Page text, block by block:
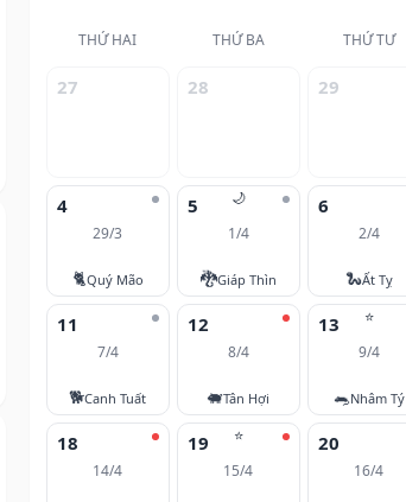
THỨ HAI THỨ BA THỨ TƯ
27 28 29
4
29/3
🐈Quý Mão
🌙
5
1/4
🐉Giáp Thìn
6
2/4
🐍Ất Tỵ
11
7/4
🐕Canh Tuất
12
8/4
🐖Tân Hợi
⭐
13
9/4
🐀Nhâm Tý
18
14/4
⭐
19
15/4
20
16/4